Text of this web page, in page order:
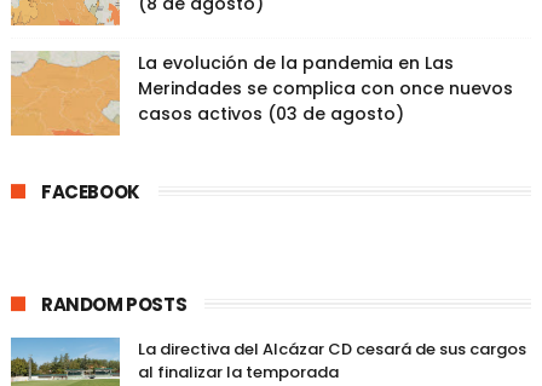
La evolución de la pandemia en Las
Merindades se complica con once nuevos
casos activos (03 de agosto)
FACEBOOK
RANDOM POSTS
La directiva del Alcázar CD cesará de sus cargos
al finalizar la temporada